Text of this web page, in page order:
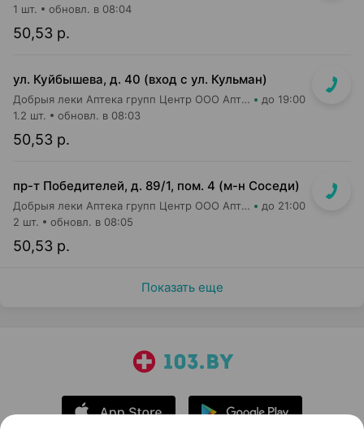
50,53 р.
1 шт. обновл. в 08:04
ул. Куйбышева, д. 40 (вход с ул. Кульман)
Добрыя леки Аптека групп Центр ООО Аптека №2 до 19:00
50,53 р.
1.2 шт. обновл. в 08:03
пр-т Победителей, д. 89/1, пом. 4 (м-н Соседи)
Добрыя леки Аптека групп Центр ООО Аптека №43 до 21:00
50,53 р.
2 шт. обновл. в 08:05
Показать еще